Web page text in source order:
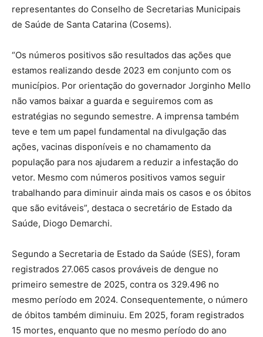
representantes do Conselho de Secretarias Municipais
de Saúde de Santa Catarina (Cosems).
“Os números positivos são resultados das ações que
estamos realizando desde 2023 em conjunto com os
municípios. Por orientação do governador Jorginho Mello
não vamos baixar a guarda e seguiremos com as
estratégias no segundo semestre. A imprensa também
teve e tem um papel fundamental na divulgação das
ações, vacinas disponíveis e no chamamento da
população para nos ajudarem a reduzir a infestação do
vetor. Mesmo com números positivos vamos seguir
trabalhando para diminuir ainda mais os casos e os óbitos
que são evitáveis”, destaca o secretário de Estado da
Saúde, Diogo Demarchi.
Segundo a Secretaria de Estado da Saúde (SES), foram
registrados 27.065 casos prováveis de dengue no
primeiro semestre de 2025, contra os 329.496 no
mesmo período em 2024. Consequentemente, o número
de óbitos também diminuiu. Em 2025, foram registrados
15 mortes, enquanto que no mesmo período do ano